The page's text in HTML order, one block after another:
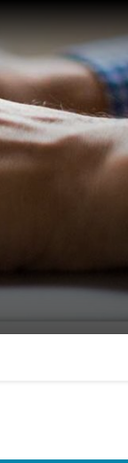
ENFIN SOIGNÉ !
TOUTES LES MALADIES